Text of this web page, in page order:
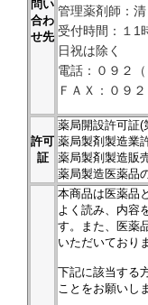
問い
合わ
せ先
管理薬剤師
受付時間：１1
日祝は除く
電話：０９２
ＦＡＸ：０９
許可
証
薬局開設許可証(
薬局製剤製造業
薬局製剤製造販
薬局製造医薬品
本商品は医薬品
よく読み、内容
す。また、医薬
いただいており
下記に該当する
ことをお願いし